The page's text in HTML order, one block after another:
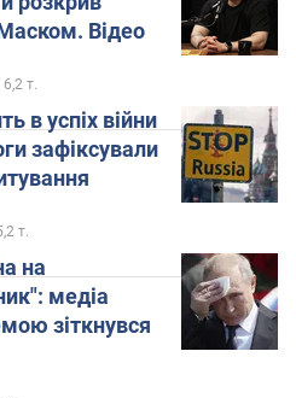
у ЗСУ розповіли,
групи приватної ППО
завершення війни з
Маском. Відео
6,2 т.
в успіх війни
зафіксували
т.
на
медіа
зіткнувся